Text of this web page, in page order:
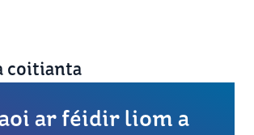
coitianta
ar féidir liom a